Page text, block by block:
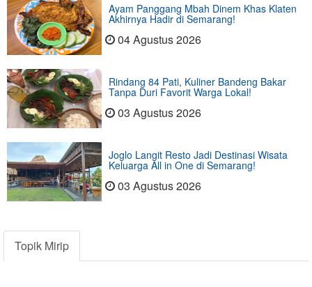
Ayam Panggang Mbah Dinem Khas Klaten
Akhirnya Hadir di Semarang!
04 Agustus 2026
Rindang 84 Pati, Kuliner Bandeng Bakar
Tanpa Duri Favorit Warga Lokal!
03 Agustus 2026
Joglo Langit Resto Jadi Destinasi Wisata
Keluarga All in One di Semarang!
03 Agustus 2026
Topik Mirip